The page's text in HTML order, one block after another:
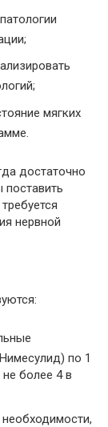
мягких
достаточно
поставить
нервной
по 1
более 4 в